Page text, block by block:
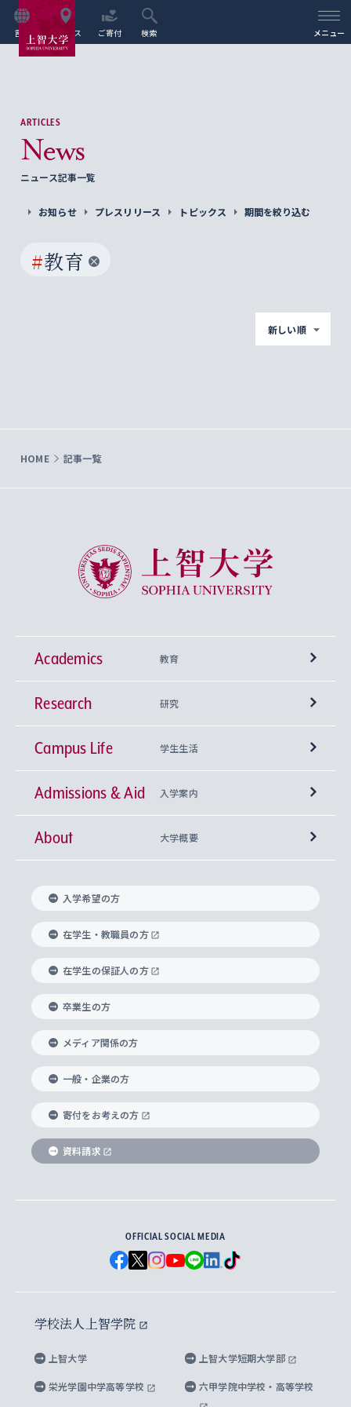
言語 アクセス ご寄付 検索 メニュー
ARTICLES
News
ニュース記事一覧
お知らせ プレスリリース トピックス 期間を絞り込む
#教育
新しい順
HOME 記事一覧
上智大学 Sophia University
Academics 教育
学部
神学部
文学部
総合人間科学部
経済学部
外国語学部
総合グローバル学部
国際教養学部
理工学部
Futures） – 持続可能な未来を考える６学科連携
興味から学科を探す
上智大学の全学共通教育
基盤教育センター
キリスト教人間学
身体知
思考と表現
データサイエンス
上智大学の語学教育
言語教育研究センター
上智大学のグローバル教育
グローバル教育センター
上智大学で学ぶ
海外で学ぶ
学びのサポート
大学院
神学研究科
実践宗教学研究科
総合人間科学研究科
経済学研究科
グローバル・スタディーズ研究科
助産学専攻科
生涯学習
Research 研究
研究所 等
キリスト教文化研究所
中世思想研究所
国際言語情報研究所
グローバル・コンサーン研究所
比較文化研究所
ヨーロッパ研究所
アジア文化研究所
アメリカ・カナダ研究所
メディア・ジャーナリズム研究所
水稀少社会研究センター
先進機械・構造材料イノベーションセンター
Sophia Open Research Weeks (SORW)
産官学連携
知的財産
研究支援制度
重点領域研究・自由課題研究
研究活動に関する法令・研究費の使用について
Campus Life 学生生活
学期区分と授業時間割
課外活動
課外教育プログラム
ボランティア活動
グローバルな学びのコミュニティ
学生の相談窓口
心身の健康相談
ハラスメント防止の取り組み
障がいのある学生への支援
キャリア形成サポート
キャリア形成支援プログラム
就職（内定先）・進路統計
企業の採用ご担当者様へのご案内
住まいのサポート
Admissions & Aid 入学案内
上智大学で取得できる学位
入れの方針）
科目等履修生
研究生・外国人特別研究生・国費留学生
交換留学生(海外大学から上智大学で学ぶ)
ノンディグリー生
Sophia Short-term Program受講生
学費・奨学金
学部入学前に出願する奨学金
国による高等教育の修学支援新制度
大学院生対象の奨学金
海外留学する際の費用と奨学金
About 大学概要
理事長・学長メッセージ
学長・副学長紹介
上智大学の精神
上智大学の理念
上智大学の沿革
ソフィア・アーカイブズ
上智大学とカトリック
グローバルエンゲージメント
上智大学を訪れた世界の知性
国連Weeks・アフリカWeeks
ダイバーシティ＆サステナビリティへの取り組み
上智大学公式ソーシャルメディア
学校法人上智学院について
数字で見る上智大学
上智大学のネットワーク
父母・保証人とのネットワーク
学外とのネットワーク
上智大学の出版物
上智大学大学案内・大学院案内
英文広報誌 SOPHIA magazine
上智大学のビジュアル・アイデンティティ
上智大学ビジュアル・アイデンティティ
上智大学校歌 ・上智大学学生歌
上智大学への取材・キャンパスでの撮影について
上智大学の公開情報
上智大学の教育研究活動等の情報公表
キャンパス案内
入学希望の方
在学生・教職員の方
在学生の保証人の方
卒業生の方
メディア関係の方
一般・企業の方
寄付をお考えの方
資料請求
OFFICIAL SOCIAL MEDIA
学校法人上智学院
上智大学 上智大学短期大学部
栄光学園中学高等学校 六甲学院中学校・高等学校